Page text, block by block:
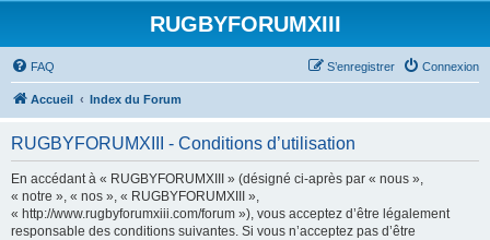
RUGBYFORUMXIII
FAQ Connexion
S’enregistrer
Accueil Index du Forum
RUGBYFORUMXIII - Conditions d’utilisation
En accédant à « RUGBYFORUMXIII » (désigné ci-après par « nous »,
« notre », « nos », « RUGBYFORUMXIII »,
« http://www.rugbyforumxiii.com/forum »), vous acceptez d’être légalement
responsable des conditions suivantes. Si vous n’acceptez pas d’être